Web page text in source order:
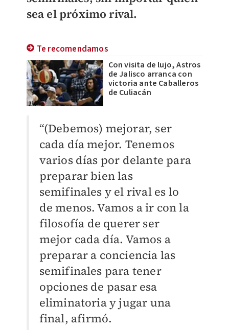
sea el próximo rival.
Te recomendamos
Con visita de lujo, Astros
de Jalisco arranca con
victoria ante Caballeros
de Culiacán
“(Debemos) mejorar, ser
cada día mejor. Tenemos
varios días por delante para
preparar bien las
semifinales y el rival es lo
de menos. Vamos a ir con la
filosofía de querer ser
mejor cada día. Vamos a
preparar a conciencia las
semifinales para tener
opciones de pasar esa
eliminatoria y jugar una
final, afirmó.